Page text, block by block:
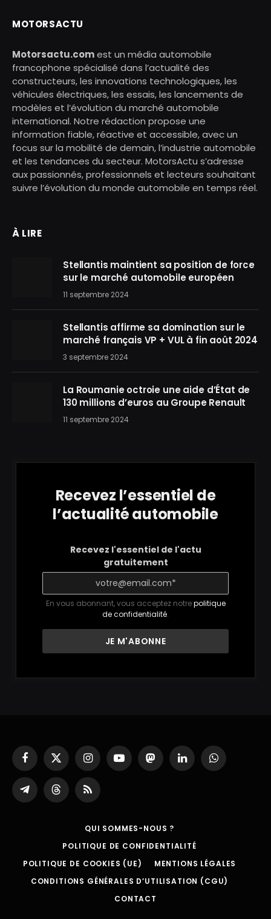
MOTORSACTU
Motorsactu.comest un média automobile
francophone spécialisé dans l’actualité des
constructeurs, les innovations technologiques, les
véhicules électriques, les essais, les lancements de
modèles et l’évolution du marché automobile
international. Notre rédaction propose une
information fiable, réactive et accessible, avec un
focus sur la mobilité de demain, l’industrie automobile
et les tendances du secteur. MotorsActu s’adresse
aux passionnés, professionnels et lecteurs souhaitant
suivre l’évolution du monde automobile en temps réel.
À LIRE
Stellantis maintient sa position de force
sur le marché automobile européen
11 septembre 2024
Stellantis affirme sa domination sur le
marché français VP + VUL à fin août 2024
3 septembre 2024
La Roumanie octroie une aide d’État de
130 millions d’euros au Groupe Renault
11 septembre 2024
Recevez l’essentiel de
l’actualité automobile
Recevez l'essentiel de l'actu
gratuitement
En vous abonnant, vous acceptez notrepolitique
de confidentialité.
Facebook
X
(Twitter)
InstagramYouTubeMastodonLinkedInWhatsApp
Partager
sur
ThreadsRSS
QUI SOMMES-NOUS ?
POLITIQUE DE CONFIDENTIALITÉ
POLITIQUE DE COOKIES (UE)
MENTIONS LÉGALES
CONDITIONS GÉNÉRALES D’UTILISATION (CGU)
CONTACT